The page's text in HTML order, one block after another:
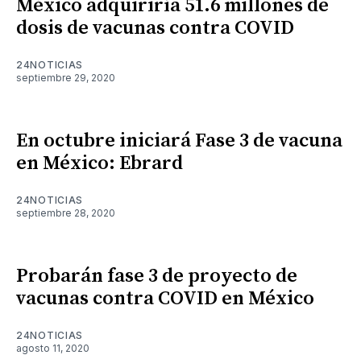
México adquiriría 51.6 millones de
dosis de vacunas contra COVID
24NOTICIAS
septiembre 29, 2020
En octubre iniciará Fase 3 de vacuna
en México: Ebrard
24NOTICIAS
septiembre 28, 2020
Probarán fase 3 de proyecto de
vacunas contra COVID en México
24NOTICIAS
agosto 11, 2020